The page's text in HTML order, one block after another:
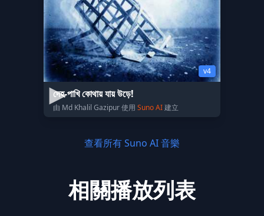
v4
দেহ-পাখি কোথায় যায় উড়ে!
由 Md Khalil Gazipur 使用 Suno AI建立
查看所有 Suno AI 音樂
相關播放列表